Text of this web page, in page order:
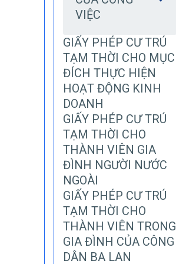
VIỆC
GIẤY PHÉP CƯ TRÚ
TẠM THỜI CHO MỤC
ĐÍCH THỰC HIỆN
HOẠT ĐỘNG KINH
DOANH
GIẤY PHÉP CƯ TRÚ
TẠM THỜI CHO
THÀNH VIÊN GIA
ĐÌNH NGƯỜI NƯỚC
NGOÀI
GIẤY PHÉP CƯ TRÚ
TẠM THỜI CHO
THÀNH VIÊN TRONG
GIA ĐÌNH CỦA CÔNG
DÂN BA LAN